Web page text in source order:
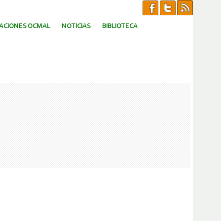
OCMAL NOTICIAS BIBLIOTECA